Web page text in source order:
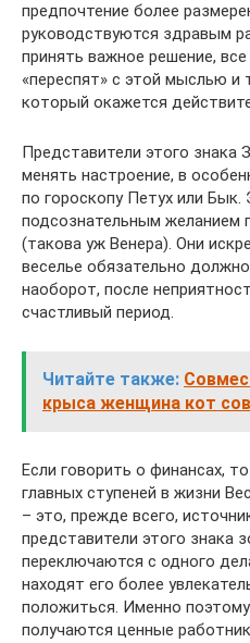
предпочтение более
руководствуются здравым
принять важное решение,
«переспят» с этой мыслью и
который окажется
Представители этого знака
менять настроение, в
по гороскопу Петух или Бык.
подсознательным желанием
(такова уж Венера). Они
веселье обязательно
наоборот, после
счастливый период.
Читайте также:
крыса женщина кот
Если говорить о финансах,
главных ступеней в жизни
– это, прежде всего,
представители этого знака
переключаются с одного
находят его более
положиться. Именно
получаются ценные